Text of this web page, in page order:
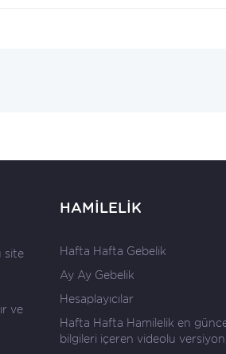
site
ve
HAMİLELİK
Hafta Hafta Gebelik
Ay Ay Gebelik
Hesaplayıcılar
Hafta Hafta Hamilelik en
bilgileri içeren videolu versiyon